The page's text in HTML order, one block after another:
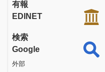
有報
EDINET
検索
Google
外部